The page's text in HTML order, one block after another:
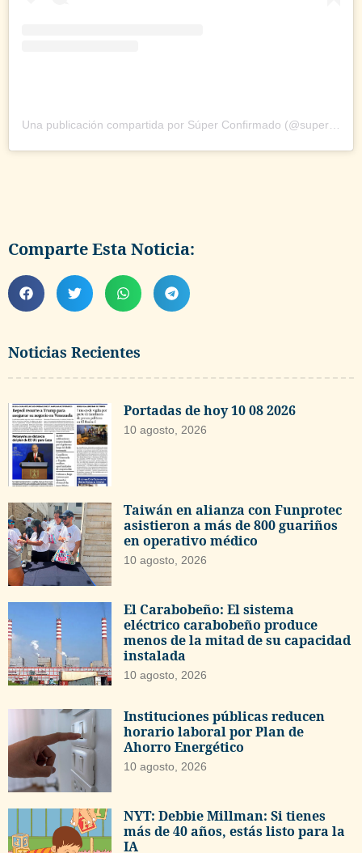
Noticias Recientes
Portadas de hoy 10 08 2026
10 agosto, 2026
Taiwán en alianza con Funprotec
asistieron a más de 800 guariños
en operativo médico
10 agosto, 2026
El Carabobeño: El sistema
eléctrico carabobeño produce
menos de la mitad de su capacidad
instalada
10 agosto, 2026
Instituciones públicas reducen
horario laboral por Plan de
Ahorro Energético
10 agosto, 2026
NYT: Debbie Millman: Si tienes
más de 40 años, estás listo para la
IA
Una publicación compartida por Súper Confirmado
Comparte Esta Noticia: